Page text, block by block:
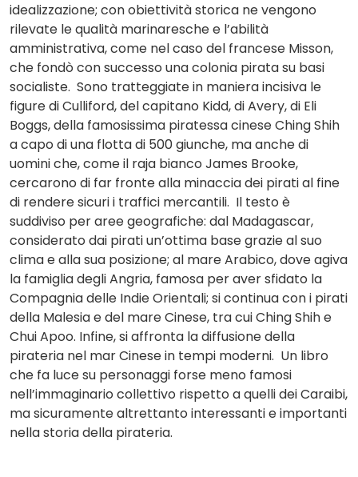
idealizzazione; con obiettività storica ne vengono
rilevate le qualità marinaresche e l’abilità
amministrativa, come nel caso del francese Misson,
che fondò con successo una colonia pirata su basi
socialiste. Sono tratteggiate in maniera incisiva le
figure di Culliford, del capitano Kidd, di Avery, di Eli
Boggs, della famosissima piratessa cinese Ching Shih
a capo di una flotta di 500 giunche, ma anche di
uomini che, come il raja bianco James Brooke,
cercarono di far fronte alla minaccia dei pirati al fine
di rendere sicuri i traffici mercantili. Il testo è
suddiviso per aree geografiche: dal Madagascar,
considerato dai pirati un’ottima base grazie al suo
clima e alla sua posizione; al mare Arabico, dove agiva
la famiglia degli Angria, famosa per aver sfidato la
Compagnia delle Indie Orientali; si continua con i pirati
della Malesia e del mare Cinese, tra cui Ching Shih e
Chui Apoo. Infine, si affronta la diffusione della
pirateria nel mar Cinese in tempi moderni. Un libro
che fa luce su personaggi forse meno famosi
nell’immaginario collettivo rispetto a quelli dei Caraibi,
ma sicuramente altrettanto interessanti e importanti
nella storia della pirateria.